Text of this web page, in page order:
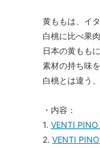
黄ももは、イ
白桃に比べ果
日本の黄もも
素材の持ち味
白桃とは違う
・内容：
1. VENTI
2. VENTI